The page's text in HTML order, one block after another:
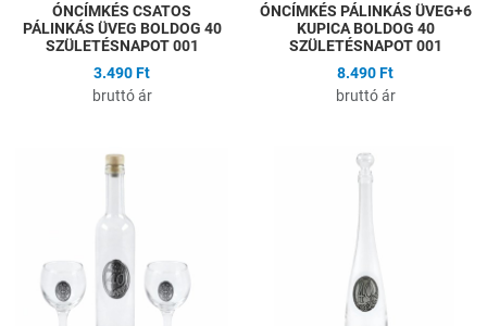
ÓNCÍMKÉS CSATOS
PÁLINKÁS ÜVEG BOLDOG 40
SZÜLETÉSNAPOT 001
3.490 Ft
bruttó ár
ÓNCÍMKÉS PÁLINKÁS ÜVEG+6
KUPICA BOLDOG 40
SZÜLETÉSNAPOT 001
8.490 Ft
bruttó ár
Hozzáadás a kívánságlistához